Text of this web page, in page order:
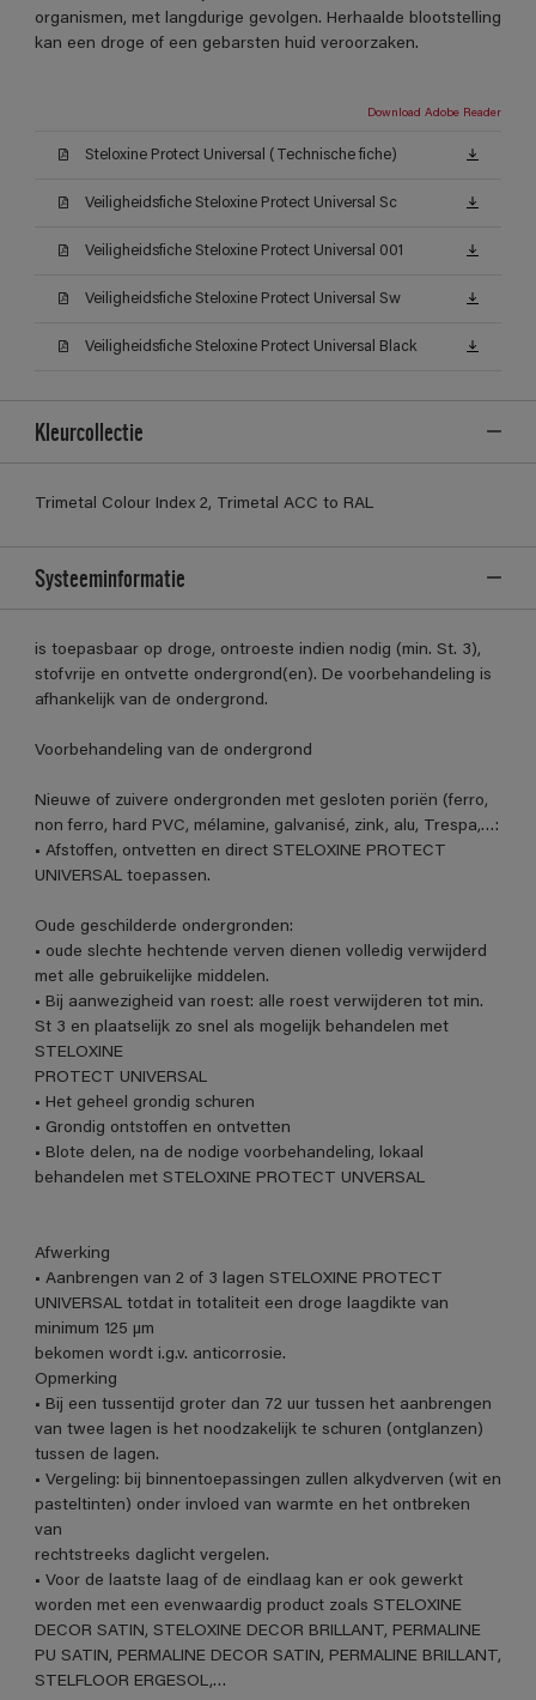
organismen, met langdurige gevolgen. Herhaalde blootstelling
kan een droge of een gebarsten huid veroorzaken.
Download Adobe Reader
Steloxine Protect Universal (Technische fiche)
Veiligheidsfiche Steloxine Protect Universal Sc
Veiligheidsfiche Steloxine Protect Universal 001
Veiligheidsfiche Steloxine Protect Universal Sw
Veiligheidsfiche Steloxine Protect Universal Black
Kleurcollectie
Trimetal Colour Index 2, Trimetal ACC to RAL
Systeeminformatie
is toepasbaar op droge, ontroeste indien nodig (min. St. 3),
stofvrije en ontvette ondergrond(en). De voorbehandeling is
afhankelijk van de ondergrond.
Voorbehandeling van de ondergrond
Nieuwe of zuivere ondergronden met gesloten poriën (ferro,
non ferro, hard PVC, mélamine, galvanisé, zink, alu, Trespa,…:
• Afstoffen, ontvetten en direct STELOXINE PROTECT
UNIVERSAL toepassen.
Oude geschilderde ondergronden:
• oude slechte hechtende verven dienen volledig verwijderd
met alle gebruikelijke middelen.
• Bij aanwezigheid van roest: alle roest verwijderen tot min.
St 3 en plaatselijk zo snel als mogelijk behandelen met
STELOXINE
PROTECT UNIVERSAL
• Het geheel grondig schuren
• Grondig ontstoffen en ontvetten
• Blote delen, na de nodige voorbehandeling, lokaal
behandelen met STELOXINE PROTECT UNVERSAL
Afwerking
• Aanbrengen van 2 of 3 lagen STELOXINE PROTECT
UNIVERSAL totdat in totaliteit een droge laagdikte van
minimum 125 µm
bekomen wordt i.g.v. anticorrosie.
Opmerking
• Bij een tussentijd groter dan 72 uur tussen het aanbrengen
van twee lagen is het noodzakelijk te schuren (ontglanzen)
tussen de lagen.
• Vergeling: bij binnentoepassingen zullen alkydverven (wit en
pasteltinten) onder invloed van warmte en het ontbreken
van
rechtstreeks daglicht vergelen.
• Voor de laatste laag of de eindlaag kan er ook gewerkt
worden met een evenwaardig product zoals STELOXINE
DECOR SATIN, STELOXINE DECOR BRILLANT, PERMALINE
PU SATIN, PERMALINE DECOR SATIN, PERMALINE BRILLANT,
STELFLOOR ERGESOL,…